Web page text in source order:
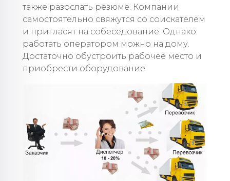
также разослать резюме. Компании
самостоятельно свяжутся со соискателем
и пригласят на собеседование. Однако
работать оператором можно на дому.
Достаточно обустроить рабочее место и
приобрести оборудование.